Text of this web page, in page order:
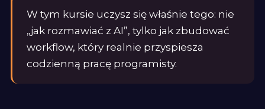
W tym kursie uczysz się właśnie tego: nie
„jak rozmawiać z AI”, tylko jak zbudować
workflow, który realnie przyspiesza
codzienną pracę programisty.